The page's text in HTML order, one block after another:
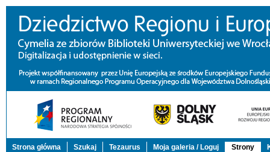
Strona główna Szukaj Tezaurus Moja galeria / Loguj Strony